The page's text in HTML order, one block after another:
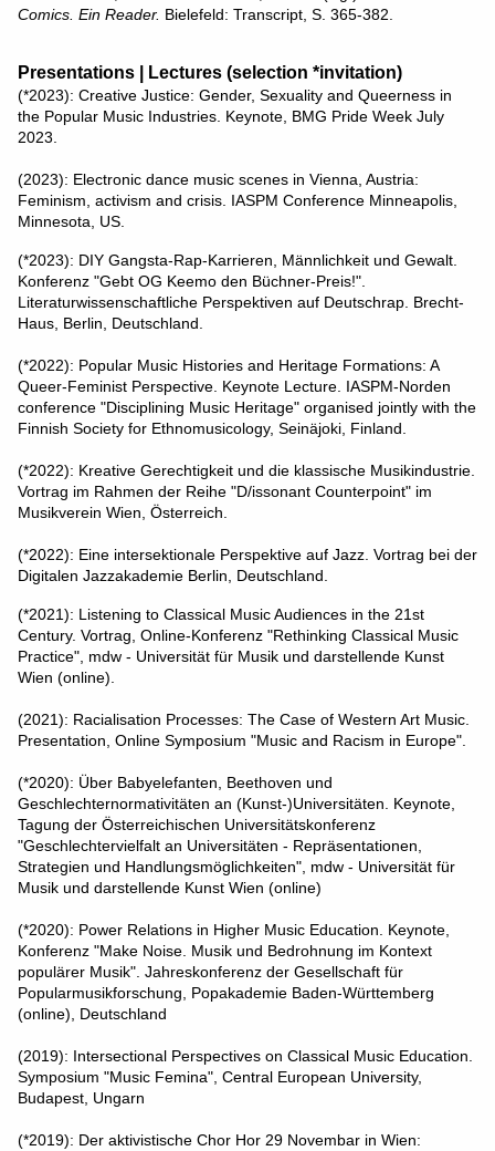
Comics. Ein Reader. Bielefeld: Transcript, S. 365-382.
Presentations | Lectures (selection *invitation)
(*2023): Creative Justice: Gender, Sexuality and Queerness in
the Popular Music Industries. Keynote, BMG Pride Week July
2023.
(2023): Electronic dance music scenes in Vienna, Austria:
Feminism, activism and crisis. IASPM Conference Minneapolis,
Minnesota, US.
(*2023): DIY Gangsta-Rap-Karrieren, Männlichkeit und Gewalt.
Konferenz "Gebt OG Keemo den Büchner-Preis!".
Literaturwissenschaftliche Perspektiven auf Deutschrap. Brecht-
Haus, Berlin, Deutschland.
(*2022): Popular Music Histories and Heritage Formations: A
Queer-Feminist Perspective. Keynote Lecture. IASPM-Norden
conference "Disciplining Music Heritage" organised jointly with the
Finnish Society for Ethnomusicology, Seinäjoki, Finland.
(*2022): Kreative Gerechtigkeit und die klassische Musikindustrie.
Vortrag im Rahmen der Reihe "D/issonant Counterpoint" im
Musikverein Wien, Österreich.
(*2022): Eine intersektionale Perspektive auf Jazz. Vortrag bei der
Digitalen Jazzakademie Berlin, Deutschland.
(*2021): Listening to Classical Music Audiences in the 21st
Century. Vortrag, Online-Konferenz "Rethinking Classical Music
Practice", mdw - Universität für Musik und darstellende Kunst
Wien (online).
(2021): Racialisation Processes: The Case of Western Art Music.
Presentation, Online Symposium "Music and Racism in Europe".
(*2020): Über Babyelefanten, Beethoven und
Geschlechternormativitäten an (Kunst-)Universitäten. Keynote,
Tagung der Österreichischen Universitätskonferenz
"Geschlechtervielfalt an Universitäten - Repräsentationen,
Strategien und Handlungsmöglichkeiten", mdw - Universität für
Musik und darstellende Kunst Wien (online)
(*2020): Power Relations in Higher Music Education. Keynote,
Konferenz "Make Noise. Musik und Bedrohnung im Kontext
populärer Musik". Jahreskonferenz der Gesellschaft für
Popularmusikforschung, Popakademie Baden-Württemberg
(online), Deutschland
(2019): Intersectional Perspectives on Classical Music Education.
Symposium "Music Femina", Central European University,
Budapest, Ungarn
(*2019): Der aktivistische Chor Hor 29 Novembar in Wien: